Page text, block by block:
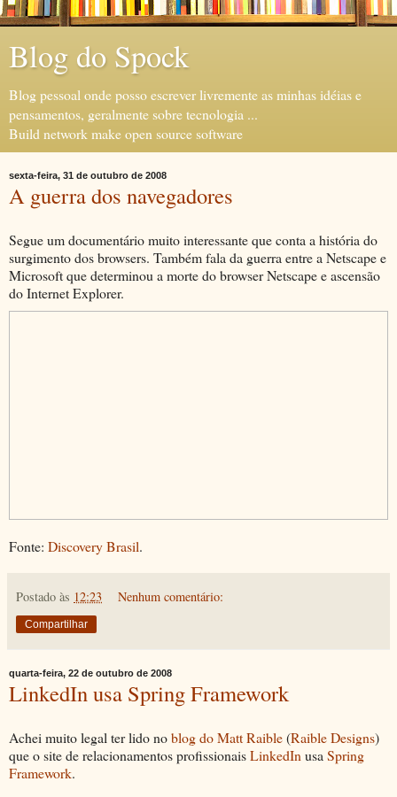
Blog do Spock
Blog pessoal onde posso escrever livremente as minhas idéias e
pensamentos, geralmente sobre tecnologia ...
Build network make open source software
sexta-feira, 31 de outubro de 2008
A guerra dos navegadores
Segue um documentário muito interessante que conta a história do
surgimento dos browsers. Também fala da guerra entre a Netscape e
Microsoft que determinou a morte do browser Netscape e ascensão
do Internet Explorer.
Fonte: Discovery Brasil.
Postado às 12:23 Nenhum comentário:
Compartilhar
quarta-feira, 22 de outubro de 2008
LinkedIn usa Spring Framework
Achei muito legal ter lido noblog do Matt Raible(Raible Designs)
que o site de relacionamentos profissionaisLinkedIn usa Spring
Framework.